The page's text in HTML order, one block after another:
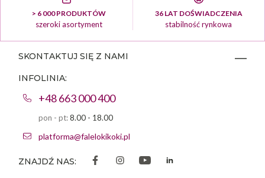
> 6 000 PRODUKTÓW
szeroki asortyment
36 LAT DOŚWIADCZENIA
stabilność rynkowa
SKONTAKTUJ SIĘ Z NAMI
INFOLINIA:
+48 663 000 400
pon - pt:8.00 - 18.00
platforma@falelokikoki.pl
ZNAJDŹ NAS: